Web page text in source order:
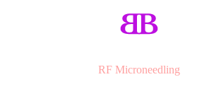
RF Microneedling